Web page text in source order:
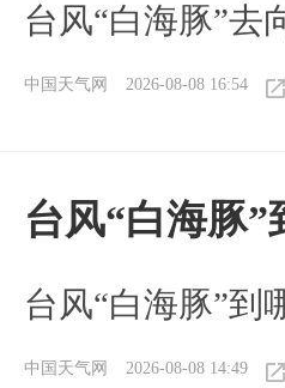
台风“白海豚”去
中国天气网 2026-08-08 16:54
台风“白海豚
台风“白海豚”到
中国天气网 2026-08-08 14:49